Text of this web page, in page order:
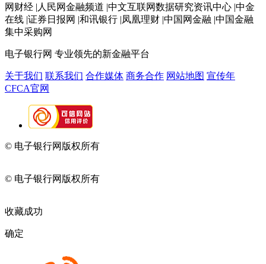
网财经 |人民网金融频道 |中文互联网数据研究资讯中心 |中金
在线 |证券日报网 |和讯银行 |凤凰理财 |中国网金融 |中国金融
集中采购网
电子银行网 专业领先的新金融平台
关于我们 联系我们 合作媒体 商务合作 网站地图 宣传年
CFCA官网
© 电子银行网版权所有
© 电子银行网版权所有
收藏成功
确定